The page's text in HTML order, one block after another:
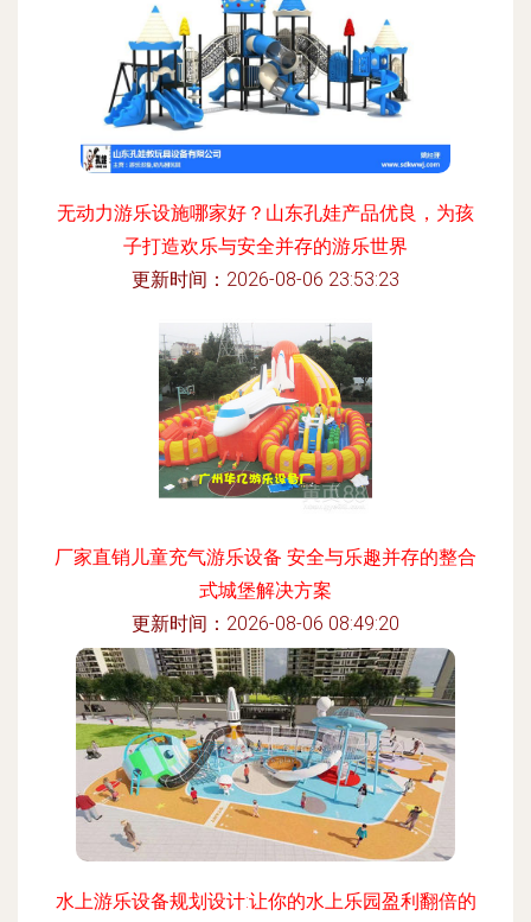
无动力游乐设施哪家好？山东孔娃产品优良，为孩
子打造欢乐与安全并存的游乐世界
更新时间：2026-08-06 23:53:23
厂家直销儿童充气游乐设备 安全与乐趣并存的整合
式城堡解决方案
更新时间：2026-08-06 08:49:20
水上游乐设备规划设计:让你的水上乐园盈利翻倍的